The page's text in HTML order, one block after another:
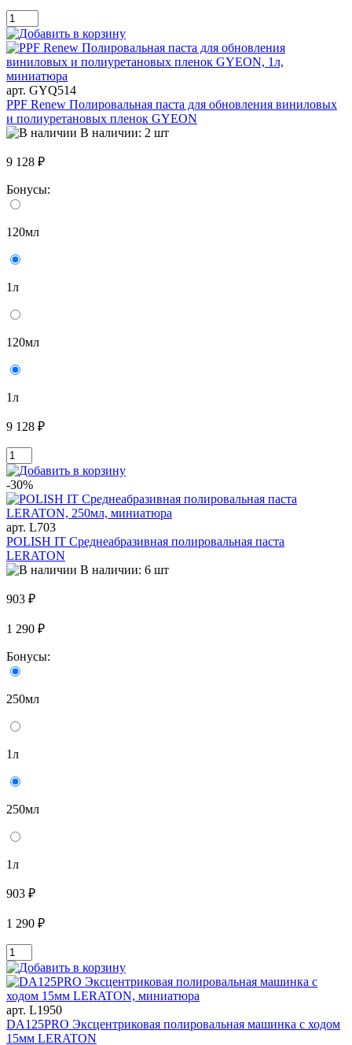
арт. GYQ514
PPF Renew Полировальная паста для обновления виниловых
и полиуретановых пленок GYEON
В наличии: 2 шт
9 128 ₽
Бонусы:
120мл
1л
120мл
1л
9 128 ₽
-30%
арт. L703
POLISH IT Среднеабразивная полировальная паста
LERATON
В наличии: 6 шт
903 ₽
1 290 ₽
Бонусы:
250мл
1л
250мл
1л
903 ₽
1 290 ₽
арт. L1950
DA125PRO Эксцентриковая полировальная машинка с ходом
15мм LERATON